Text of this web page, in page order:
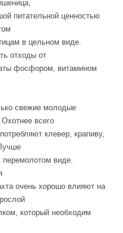
питательной ценностью
в цельном виде.
отходы от
фосфором, витамином
свежие молодые
всего
клевер, крапиву,
перемолотом виде.
очень хорошо влияют на
который необходим